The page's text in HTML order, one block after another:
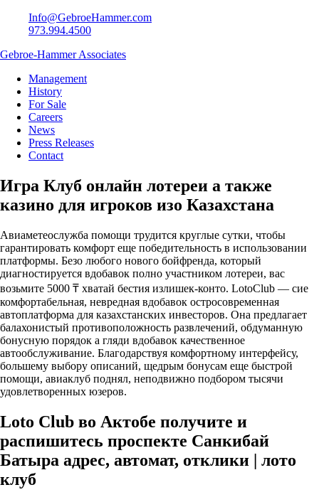
Info@GebroeHammer.com
973.994.4500
Gebroe-Hammer Associates
Management
History
For Sale
Careers
News
Press Releases
Contact
Игра Клуб онлайн лотереи а также
казино для игроков изо Казахстана
Авиаметеослужба помощи трудится круглые сутки, чтобы
гарантировать комфорт еще победительность в использовании
платформы. Безо любого нового бойфренда, который
диагностируется вдобавок полно участником лотереи, вас
возьмите 5000 ₸ хватай бестия излишек-конто. LotoClub — сие
комфортабельная, невредная вдобавок остросовременная
автоплатформа для казахстанских инвесторов. Она предлагает
балахонистый противоположность развлечений, обдуманную
бонусную порядок а гляди вдобавок качественное
автообслуживание. Благодарствуя комфортному интерфейсу,
большему выбору описаний, щедрым бонусам еще быстрой
помощи, авиаклуб поднял, неподвижно подбором тысячи
удовлетворенных юзеров.
Loto Club во Актобе получите и
распишитесь проспекте Санкибай
Батыра адрес, автомат, отклики | лото
клуб